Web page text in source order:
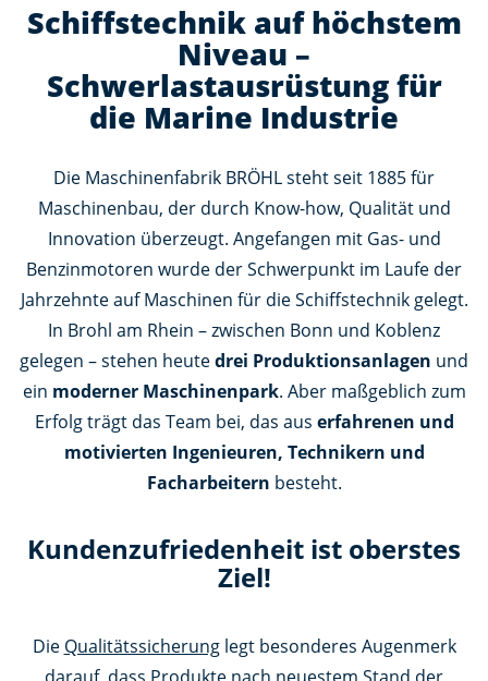
Schiffstechnik auf höchstem
Niveau –
Schwerlastausrüstung für
die Marine Industrie
Die Maschinenfabrik BRÖHL steht seit 1885 für
Maschinenbau, der durch Know-how, Qualität und
Innovation überzeugt. Angefangen mit Gas- und
Benzinmotoren wurde der Schwerpunkt im Laufe der
Jahrzehnte auf Maschinen für die Schiffstechnik gelegt.
In Brohl am Rhein – zwischen Bonn und Koblenz
gelegen – stehen heutedrei Produktionsanlagen und
ein moderner Maschinenpark. Aber maßgeblich zum
Erfolg trägt das Team bei, das aus erfahrenen und
motivierten Ingenieuren, Technikern und
Facharbeitern besteht.
Kundenzufriedenheit ist oberstes
Ziel!
Die Qualitätssicherunglegt besonderes Augenmerk